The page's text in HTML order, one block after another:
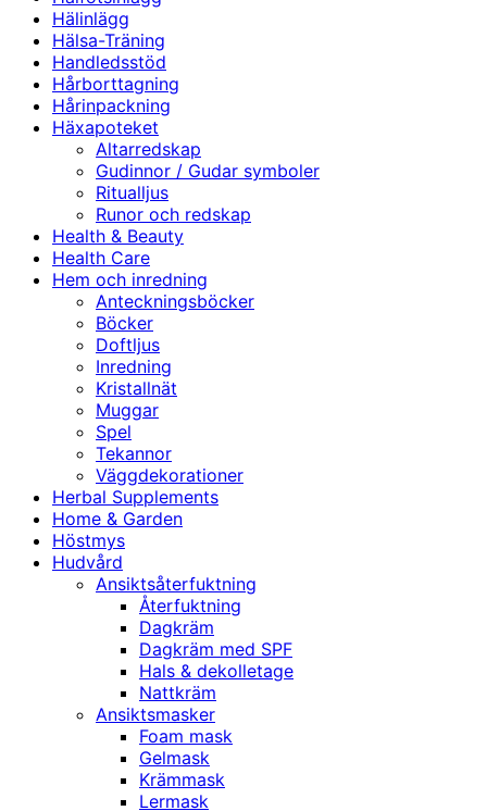
Hälinlägg
Hälsa-Träning
Handledsstöd
Hårborttagning
Hårinpackning
Häxapoteket
Altarredskap
Gudinnor / Gudar symboler
Ritualljus
Runor och redskap
Health & Beauty
Health Care
Hem och inredning
Anteckningsböcker
Böcker
Doftljus
Inredning
Kristallnät
Muggar
Spel
Tekannor
Väggdekorationer
Herbal Supplements
Home & Garden
Höstmys
Hudvård
Ansiktsåterfuktning
Återfuktning
Dagkräm
Dagkräm med SPF
Hals & dekolletage
Nattkräm
Ansiktsmasker
Foam mask
Gelmask
Krämmask
Lermask